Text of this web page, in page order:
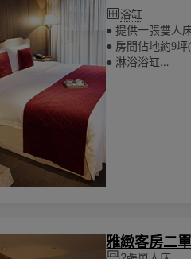
浴缸
● 提供一張雙人
● 房間佔地約9坪
● 淋浴浴缸
雅緻客房二